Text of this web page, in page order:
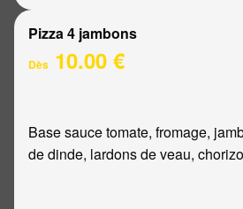
Pizza 4 jambons
Dès 10.00 €
Base sauce tomate, fromage,
de dinde, lardons de veau,